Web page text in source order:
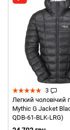
3
Легкий чоловічий
Mythic G Jacket
QDB-61-BLK-LRG)